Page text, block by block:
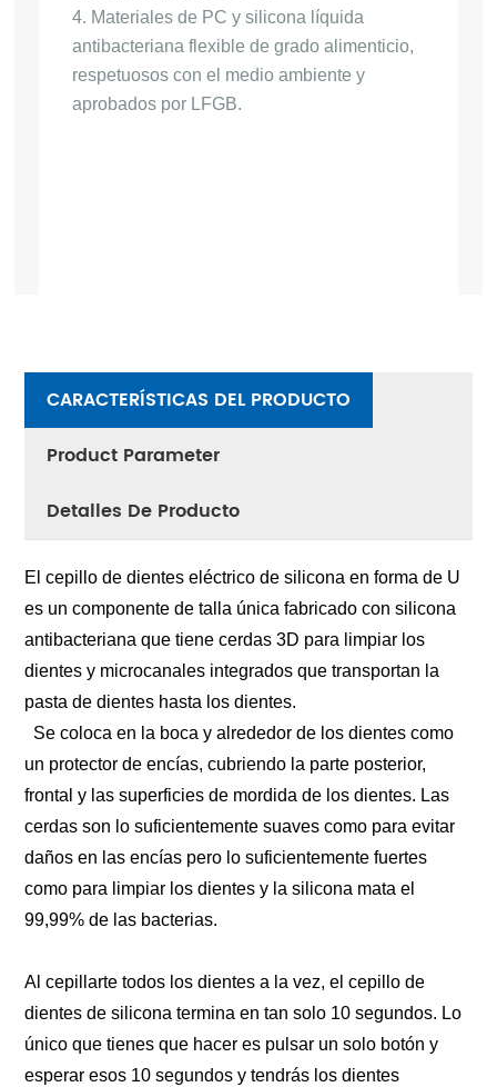
4. Materiales de PC y silicona líquida
antibacteriana flexible de grado alimenticio,
respetuosos con el medio ambiente y
aprobados por LFGB.
CARACTERÍSTICAS DEL PRODUCTO
Product Parameter
Detalles De Producto
El cepillo de dientes eléctrico de silicona en forma de U
es un componente de talla única fabricado con silicona
antibacteriana que tiene cerdas 3D para limpiar los
dientes y microcanales integrados que transportan la
pasta de dientes hasta los dientes.
un protector de encías, cubriendo la parte posterior,
frontal y las superficies de mordida de los dientes. Las
cerdas son lo suficientemente suaves como para evitar
daños en las encías pero lo suficientemente fuertes
como para limpiar los dientes y la silicona mata el
99,99% de las bacterias.
Al cepillarte todos los dientes a la vez, el cepillo de
dientes de silicona termina en tan solo 10 segundos. Lo
único que tienes que hacer es pulsar un solo botón y
esperar esos 10 segundos y tendrás los dientes